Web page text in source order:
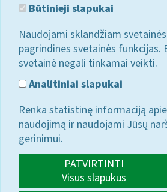
Būtinieji slapukai
Naudojami sklandžiam
pagrindines svetainės funkcijas.
svetainė negali tinkamai veikti.
Analitiniai slapukai
Renka statistinę informaciją
naudojimą ir naudojami Jūsų
gerinimui.
PATVIRTINTI
Visus slapukus